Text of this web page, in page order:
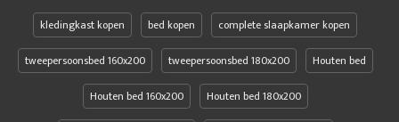
kledingkast kopen bed kopen
complete slaapkamer kopen
tweepersoonsbed 160x200
tweepersoonsbed 180x200
Houten bed
Houten bed 160x200
Houten bed 180x200